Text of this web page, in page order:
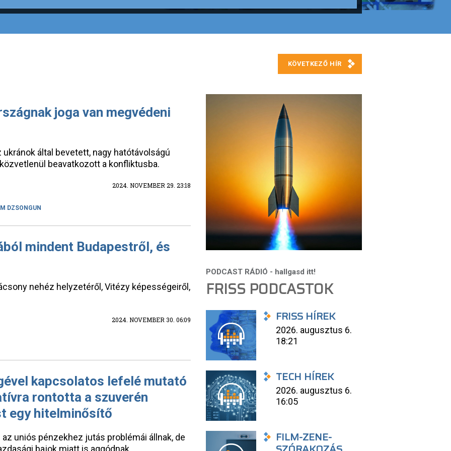
joga van megvédeni
által bevetett, nagy hatótávolságú
beavatkozott a konfliktusba.
2024. NOVEMBER 29. 23:18
DZSONGUN
mindent Budapestről, és
nehéz helyzetéről, Vitézy képességeiről,
2024. NOVEMBER 30. 06:09
kapcsolatos lefelé mutató
rontotta a szuverén
egy hitelminősítő
uniós pénzekhez jutás problémái állnak, de
bajok miatt is aggódnak.
FRISS PODCASTOK
FRISS HÍREK
2026. augusztus 6.
18:21
TECH HÍREK
2026. augusztus 6.
16:05
FILM-ZENE-